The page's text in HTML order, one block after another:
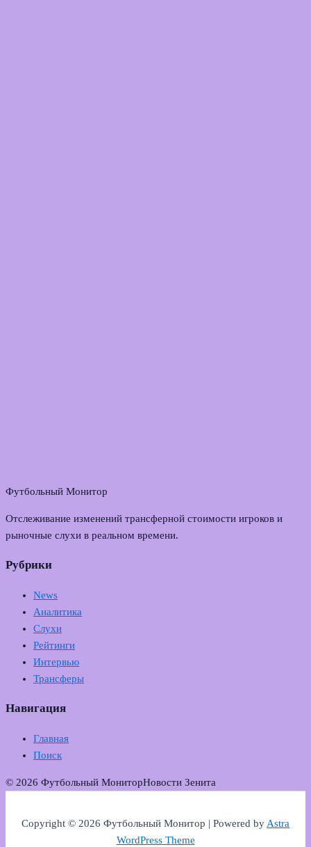
Футбольный Монитор
Отслеживание изменений трансферной стоимости игроков и
рыночные слухи в реальном времени.
Рубрики
News
Аналитика
Слухи
Рейтинги
Интервью
Трансферы
Навигация
Главная
Поиск
© 2026 Футбольный МониторНовости Зенита
Copyright © 2026 Футбольный Монитор | Powered byAstra
WordPress Theme